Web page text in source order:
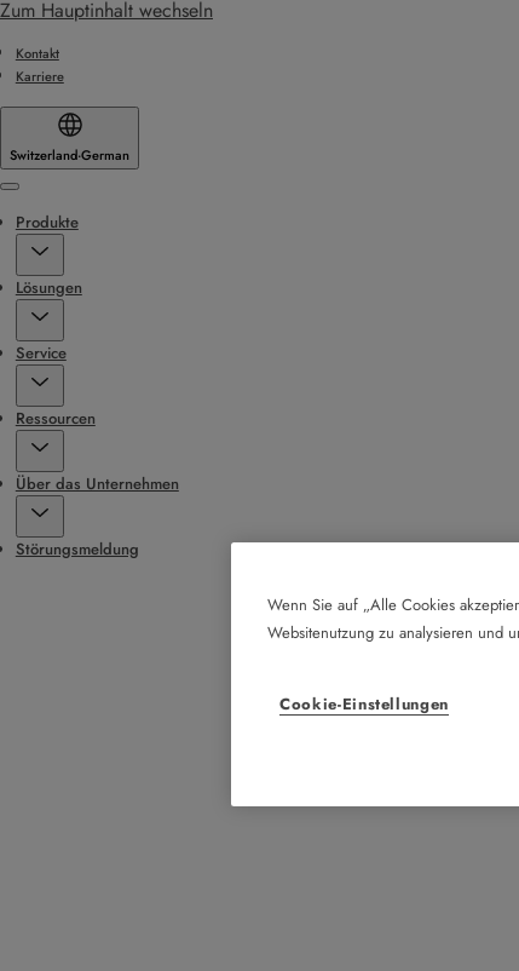
Zum Hauptinhalt wechseln
Kontakt
Karriere
Switzerland·German
Menu
Produkte
Lösungen
Service
Ressourcen
Über das Unternehmen
Störungsmeldung
Wenn Sie auf „Alle Cookies
Websitenutzung zu analysieren und
Cookie-Einstellungen